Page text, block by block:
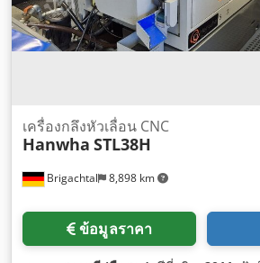
Brigachtal 8,898 km
เครื่องกลึงหัวเลื่อน CNC
Hanwha STL38H
ข้อมูลราคา